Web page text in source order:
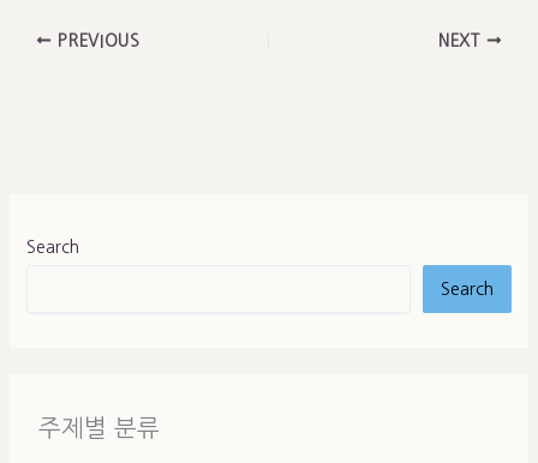
PREVIOUS NEXT
Search
Search
주제별 분류